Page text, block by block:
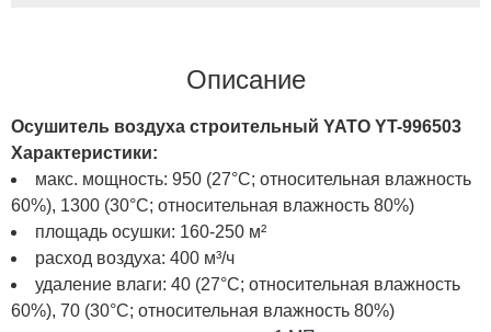
Описание
Осушитель воздуха строительный YATO YT-996503
Характеристики:
макс. мощность: 950 (27°C; относительная влажность
60%), 1300 (30°C; относительная влажность 80%)
площадь осушки: 160-250 м²
расход воздуха: 400 м³/ч
удаление влаги: 40 (27°C; относительная влажность
60%), 70 (30°C; относительная влажность 80%)